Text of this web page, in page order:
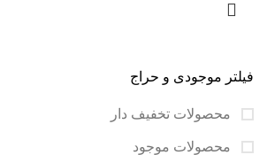
فیلتر موجودی و حراج
محصولات تخفیف دار
محصولات موجود